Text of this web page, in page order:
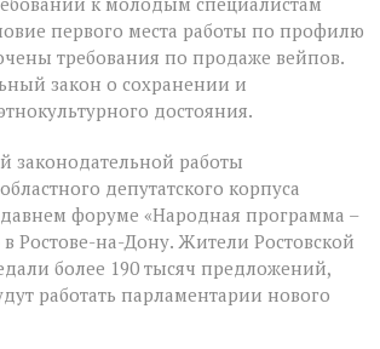
первого места работы по профилю
требования по продаже вейпов.
закон о сохранении и
достояния.
законодательной работы
депутатского корпуса
форуме «Народная программа –
на-Дону. Жители Ростовской
более 190 тысяч предложений,
работать парламентарии нового